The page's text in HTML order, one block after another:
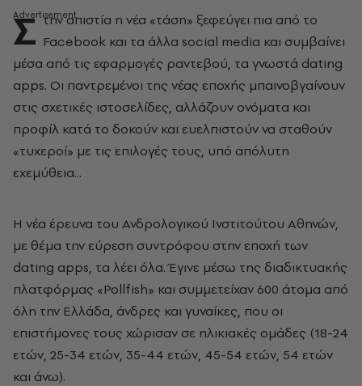
Σ την απιστία η νέα «τάση» ξεφεύγει πια από το
Facebook και τα άλλα social media και συμβαίνει
μέσα από τις εφαρμογές ραντεβού, τα γνωστά dating
apps. Οι παντρεμένοι της νέας εποχής μπαινοβγαίνουν
στις σχετικές ιστοσελίδες, αλλάζουν ονόματα και
προφίλ κατά το δοκούν και ευελπιστούν να σταθούν
«τυχεροί» με τις επιλογές τους, υπό απόλυτη
εχεμύθεια...
Η νέα έρευνα του Ανδρολογικού Ινστιτούτου Αθηνών,
με θέμα την εύρεση συντρόφου στην εποχή των
dating apps, τα λέει όλα. Έγινε μέσω της διαδικτυακής
πλατφόρμας «Pollfish» και συμμετείχαν 600 άτομα από
όλη την Ελλάδα, άνδρες και γυναίκες, που οι
επιστήμονες τους χώρισαν σε ηλικιακές ομάδες (18-24
ετών, 25-34 ετών, 35-44 ετών, 45-54 ετών, 54 ετών
και άνω).